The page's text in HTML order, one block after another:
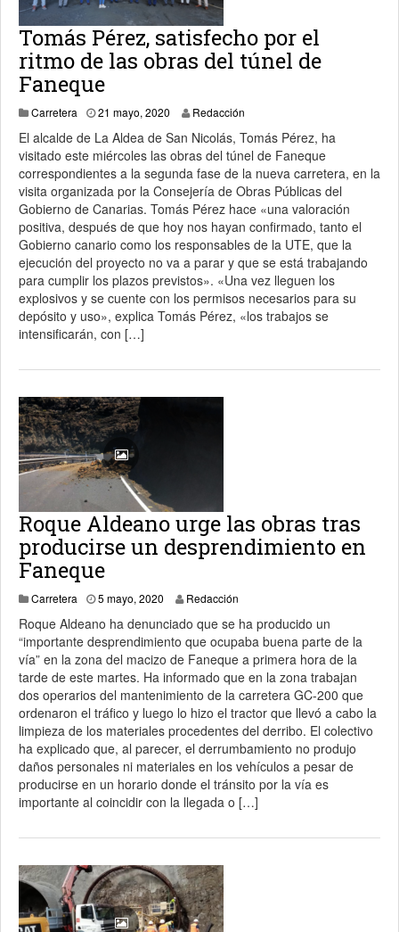
Tomás Pérez, satisfecho por el
ritmo de las obras del túnel de
Faneque
Carretera 21 mayo, 2020 21 mayo, 2020
Redacción
El alcalde de La Aldea de San Nicolás, Tomás Pérez, ha
visitado este miércoles las obras del túnel de Faneque
correspondientes a la segunda fase de la nueva carretera, en la
visita organizada por la Consejería de Obras Públicas del
Gobierno de Canarias. Tomás Pérez hace «una valoración
positiva, después de que hoy nos hayan confirmado, tanto el
Gobierno canario como los responsables de la UTE, que la
ejecución del proyecto no va a parar y que se está trabajando
para cumplir los plazos previstos». «Una vez lleguen los
explosivos y se cuente con los permisos necesarios para su
depósito y uso», explica Tomás Pérez, «los trabajos se
intensificarán, con […]
Roque Aldeano urge las obras tras
producirse un desprendimiento en
Faneque
Carretera 5 mayo, 2020 5 mayo, 2020
Redacción
Roque Aldeano ha denunciado que se ha producido un
“importante desprendimiento que ocupaba buena parte de la
vía” en la zona del macizo de Faneque a primera hora de la
tarde de este martes. Ha informado que en la zona trabajan
dos operarios del mantenimiento de la carretera GC-200 que
ordenaron el tráfico y luego lo hizo el tractor que llevó a cabo la
limpieza de los materiales procedentes del derribo. El colectivo
ha explicado que, al parecer, el derrumbamiento no produjo
daños personales ni materiales en los vehículos a pesar de
producirse en un horario donde el tránsito por la vía es
importante al coincidir con la llegada o […]